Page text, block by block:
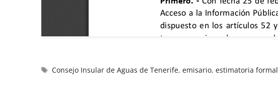
Consejo Insular de Aguas de Tenerife,emisario,estimatoria formal